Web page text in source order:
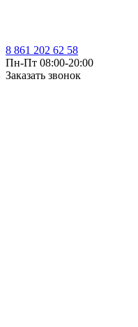
8 861 202 62 58
Пн-Пт 08:00-20:00
Заказать звонок